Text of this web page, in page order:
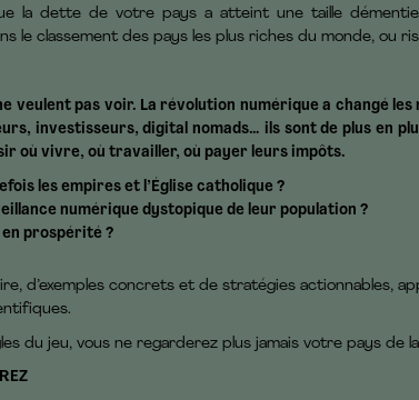
la dette de votre pays a atteint une taille
le classement des pays les plus riches du monde, ou
pas voir. La révolution numérique a changé les
investisseurs, digital nomads… ils sont de plus en
où vivre, où travailler, où payer leurs impôts.
les empires et l’Église catholique ?
numérique dystopique de leur population ?
prospérité ?
d’exemples concrets et de stratégies actionnables,
du jeu, vous ne regarderez plus jamais votre pays de